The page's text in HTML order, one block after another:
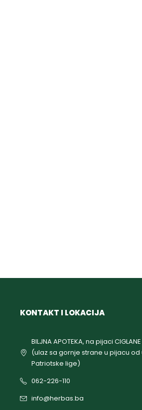
KONTAKT I LOKACIJA
BILJNA APOTEKA, na pijaci
(ulaz sa gornje strane u pijacu od
Patriotske lige)
062-226-110
info@herbas.ba